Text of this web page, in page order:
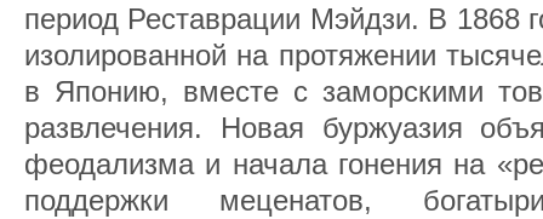
период Реставрации Мэйдзи. В 1868
изолированной на протяжении
в Японию, вместе с заморскими
развлечения. Новая буржуазия
феодализма и начала гонения на
поддержки меценатов,